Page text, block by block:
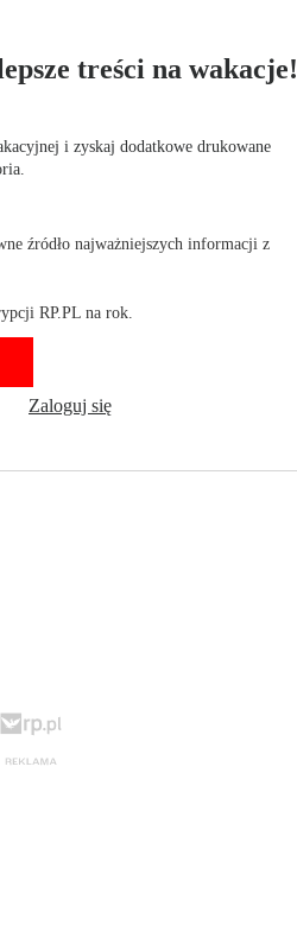
treści na wakacje!
i zyskaj dodatkowe drukowane
źródło najważniejszych informacji z
RP.PL na rok.
Zaloguj się